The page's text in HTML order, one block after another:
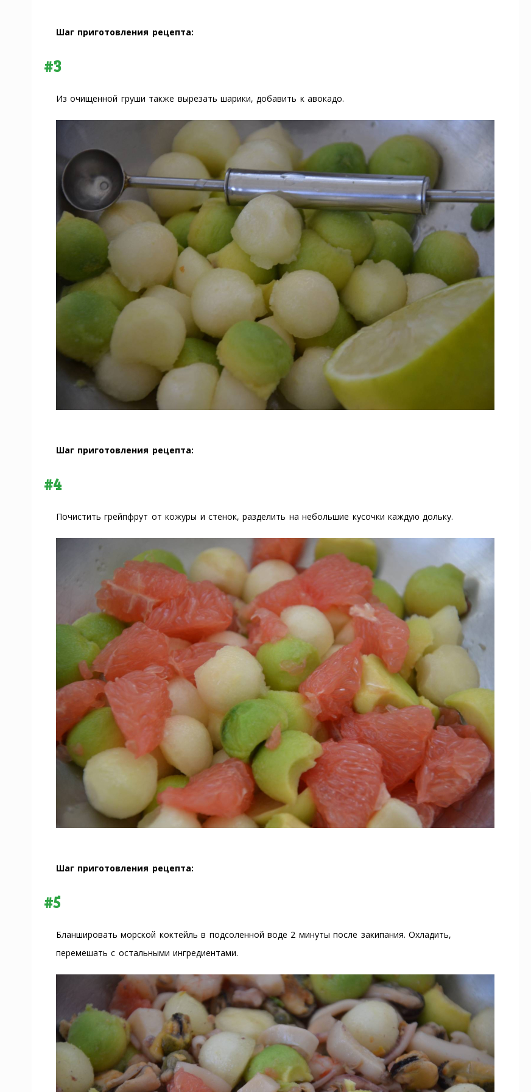
Шаг приготовления рецепта:
#3
Из очищенной груши также вырезать шарики, добавить к авокадо.
Шаг приготовления рецепта:
#4
Почистить грейпфрут от кожуры и стенок, разделить на небольшие кусочки каждую дольку.
Шаг приготовления рецепта:
#5
Бланшировать морской коктейль в подсоленной воде 2 минуты после закипания. Охладить,
перемешать с остальными ингредиентами.